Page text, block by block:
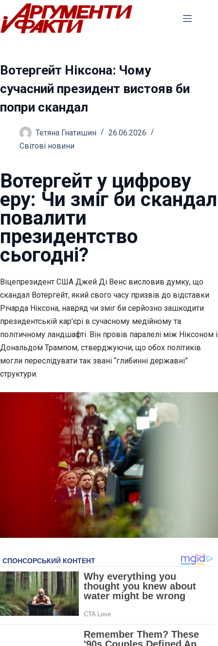
Перейти
до
вмісту
Вотергейт Ніксона: Чому
сучасний президент вистояв би
попри скандал
Тетяна Гнатишин
26.06.2026
Світові новини
Вотергейт у цифрову
еру: Чи зміг би скандал
повалити
президентство
сьогодні?
Віцепрезидент США Джей Ді Венс висловив думку, що
скандал Вотергейт, який свого часу призвів до відставки
Річарда Ніксона, навряд чи зміг би серйозно зашкодити
президентській кар’єрі в сучасному медійному та
політичному ландшафті. Він провів паралелі між Ніксоном і
Дональдом Трампом, стверджуючи, що обох політиків
могли переслідувати так звані “глибинні державні”
структури.